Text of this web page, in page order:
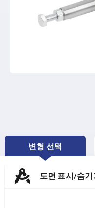
변형 선택
CURRENT
도면 표시/숨기